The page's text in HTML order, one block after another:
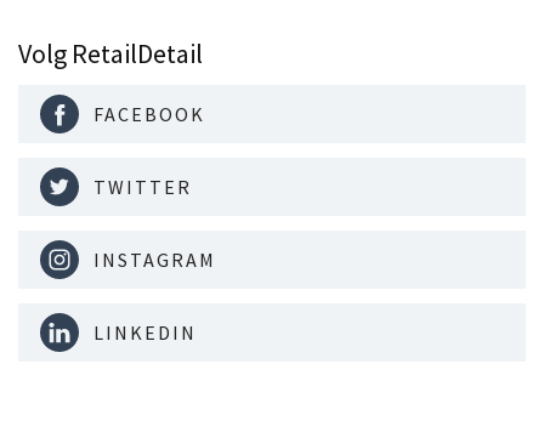
Volg RetailDetail
FACEBOOK
TWITTER
INSTAGRAM
LINKEDIN